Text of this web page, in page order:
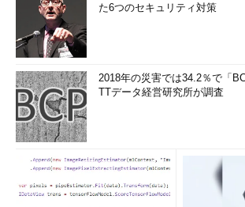
た6つのセキュリティ対策
2018年の災害では34.2％で「
TTデータ経営研究所が調査